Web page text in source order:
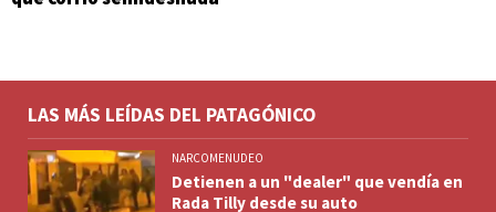
LAS MÁS LEÍDAS DEL PATAGÓNICO
NARCOMENUDEO
Detienen a un "dealer" que vendía en
Rada Tilly desde su auto